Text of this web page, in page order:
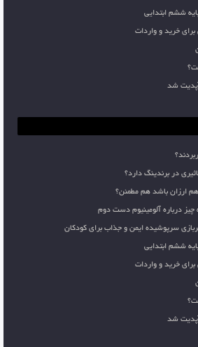
ششم ابتدایی
خرید و واردات
شد
در برندینگ دارد؟
ارزان باشد هم مطمئن؟
درباره آلومینیوم دست دوم
سرپوشیده ایمن و جذاب برای کودکان
ششم ابتدایی
خرید و واردات
شد